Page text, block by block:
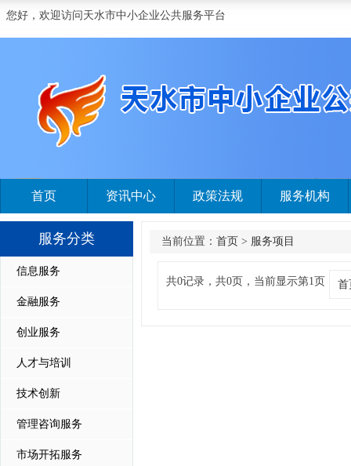
您好，欢迎访问天水市中小企业公共服务平台
首页 资讯中心 政策法规 服务机构
服务分类
信息服务
金融服务
创业服务
人才与培训
技术创新
管理咨询服务
市场开拓服务
当前位置： 首页 > 服务项目
共0记录，共0页，当前显示第1页 首